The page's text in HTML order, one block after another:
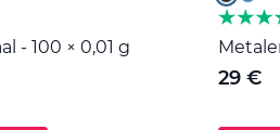
- 100 × 0,01 g
29 €